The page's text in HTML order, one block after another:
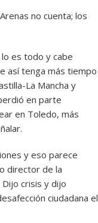
no cuenta; los
es todo y cabe
así tenga más tiempo
La Mancha y
en parte
en Toledo, más
y eso parece
director de la
crisis y dijo
ciudadana el